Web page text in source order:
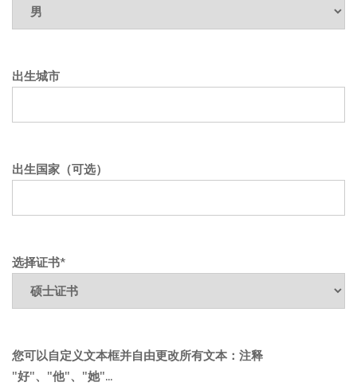
出生城市
出生国家（可选）
选择证书*
您可以自定义文本框并自由更改所有文本：注释
"好"、"他"、"她"...